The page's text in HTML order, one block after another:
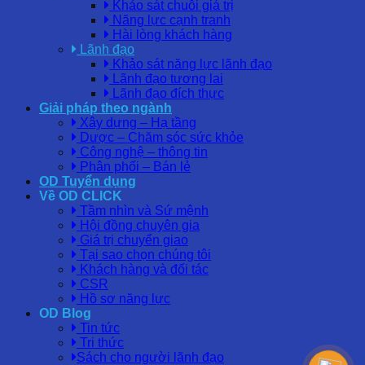
Khảo sát chuỗi giá trị
Năng lực cạnh tranh
Hài lòng khách hàng
Lãnh đạo
Khảo sát năng lực lãnh đạo
Lãnh đạo tương lai
Lãnh đạo đích thực
Giải pháp theo ngành
Xây dựng – Hạ tầng
Dược – Chăm sóc sức khỏe
Công nghệ – thông tin
Phân phối – Bán lẻ
OD Tuyển dụng
Về OD CLICK
Tầm nhìn và Sứ mệnh
Hội đồng chuyên gia
Giá trị chuyển giao
Tại sao chọn chúng tôi
Khách hàng và đối tác
CSR
Hồ sơ năng lực
OD Blog
Tin tức
Tri thức
Sách cho người lãnh đạo